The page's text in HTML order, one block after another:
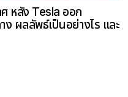
หลัง Tesla ออก
ผลลัพธ์เป็นอย่างไร และ